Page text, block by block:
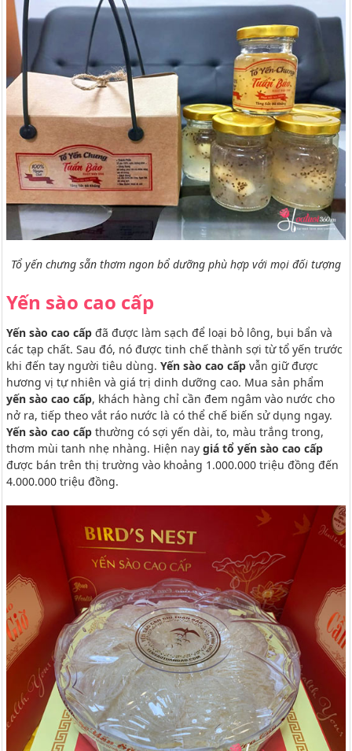
Tổ yến chưng sẵn thơm ngon bổ dưỡng phù hợp với mọi đối tượng
Yến sào cao cấp
Yến sào cao cấp đã được làm sạch để loại bỏ lông, bụi bẩn và
các tạp chất. Sau đó, nó được tinh chế thành sợi từ tổ yến trước
khi đến tay người tiêu dùng. Yến sào cao cấp vẫn giữ được
hương vị tự nhiên và giá trị dinh dưỡng cao. Mua sản phẩm
yến sào cao cấp, khách hàng chỉ cần đem ngâm vào nước cho
nở ra, tiếp theo vắt ráo nước là có thể chế biến sử dụng ngay.
Yến sào cao cấp thường có sợi yến dài, to, màu trắng trong,
thơm mùi tanh nhẹ nhàng. Hiện nay giá tổ yến sào cao cấp
được bán trên thị trường vào khoảng 1.000.000 triệu đồng đến
4.000.000 triệu đồng.